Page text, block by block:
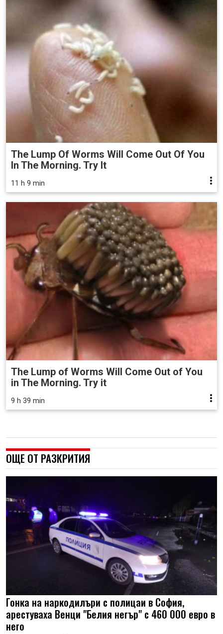
The Lump Of Worms Will Come Out Of You
In The Morning. Try It
11 h 9 min
The Lump of Worms Will Come Out of You
in The Morning. Try it
9 h 39 min
ОЩЕ ОТ РАЗКРИТИЯ
Гонка на наркодилъри с полицаи в София,
арестуваха Венци "Белия негър" с 460 000 евро в
него